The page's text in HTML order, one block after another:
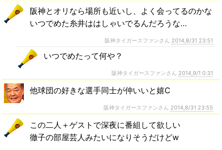
阪神とオリなら場所も近いし、よく会ってるのかな
いつでめた糸井ははしゃいでるんだろうな…
阪神タイガースファンさん 2014,8/31 23:51
いつでめたって何や？
阪神タイガースファンさん 2014,9/1 0:31
他球団の好きな選手同士が仲いいと嬉C
阪神タイガースファンさん 2014,8/31 23:55
この二人＋ゲストで深夜に番組して欲しい
徹子の部屋芸人みたいになりそうだけどw